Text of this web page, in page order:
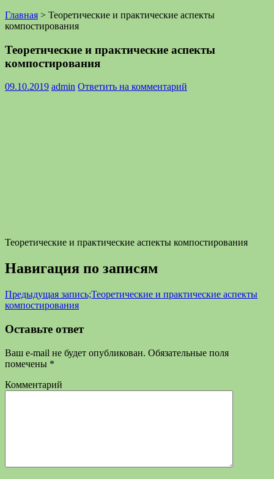
Главная > Теоретические и практические аспекты
компостирования
Теоретические и практические аспекты
компостирования
09.10.2019 admin Ответить на комментарий
Теоретические и практические аспекты компостирования
Навигация по записям
Предыдущая запись;Теоретические и практические аспекты
компостирования
Оставьте ответ
Ваш e-mail не будет опубликован. Обязательные поля
помечены *
Комментарий